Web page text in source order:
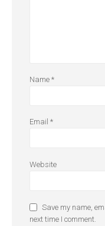
Name *
Email *
Website
Save my name,
next time I comment.